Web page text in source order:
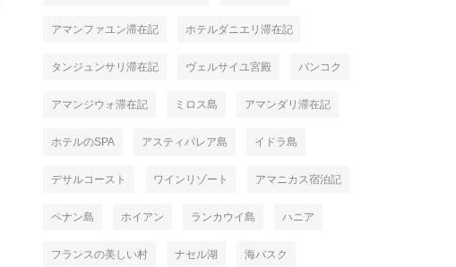
アマンファユン滞在記 ホテルダニエリ滞在記
タンジュンサリ滞在記 ヴェルサイユ宮殿 バンコク
アマンジウォ滞在記 ミロス島 アマンダリ滞在記
ホテルのSPA アスティパレア島 イドラ島
デサルコースト ワインリゾート アマニカス宿泊記
ペナン島 ホイアン ランカウイ島 ハニア
フランスの美しい村 ナセル湖 海バスク